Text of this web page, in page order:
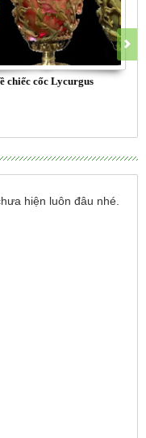
chiếc cốc Lycurgus
hiện luôn đâu nhé.